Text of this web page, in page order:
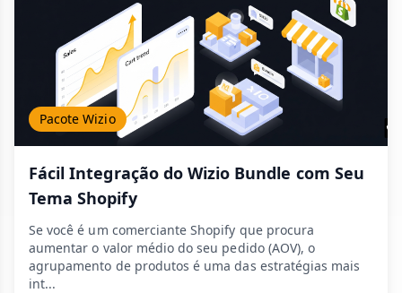
Pacote Wizio
Fácil Integração do Wizio Bundle com Seu
Tema Shopify
Se você é um comerciante Shopify que procura
aumentar o valor médio do seu pedido (AOV), o
agrupamento de produtos é uma das estratégias mais
int...